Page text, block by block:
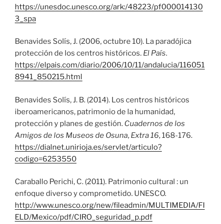
https://unesdoc.unesco.org/ark:/48223/pf000014130
3_spa
Benavides Solís, J. (2006, octubre 10). La paradójica
protección de los centros históricos. El País.
https://elpais.com/diario/2006/10/11/andalucia/116051
8941_850215.html
Benavides Solís, J. B. (2014). Los centros históricos
iberoamericanos, patrimonio de la humanidad,
protección y planes de gestión. Cuadernos de los
Amigos de los Museos de Osuna, Extra 16, 168-176.
https://dialnet.unirioja.es/servlet/articulo?
codigo=6253550
Caraballo Perichi, C. (2011). Patrimonio cultural : un
enfoque diverso y comprometido. UNESCO.
http://www.unesco.org/new/fileadmin/MULTIMEDIA/FI
ELD/Mexico/pdf/CIRO_seguridad_p.pdf